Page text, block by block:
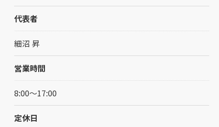
代表者
細沼 昇
営業時間
8:00～17:00
定休日